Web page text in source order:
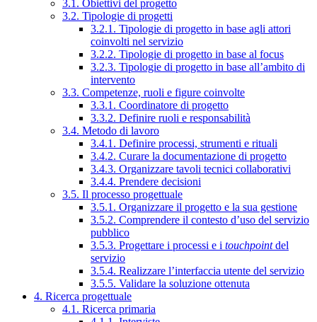
3.1. Obiettivi del progetto
3.2. Tipologie di progetti
3.2.1. Tipologie di progetto in base agli attori
coinvolti nel servizio
3.2.2. Tipologie di progetto in base al focus
3.2.3. Tipologie di progetto in base all’ambito di
intervento
3.3. Competenze, ruoli e figure coinvolte
3.3.1. Coordinatore di progetto
3.3.2. Definire ruoli e responsabilità
3.4. Metodo di lavoro
3.4.1. Definire processi, strumenti e rituali
3.4.2. Curare la documentazione di progetto
3.4.3. Organizzare tavoli tecnici collaborativi
3.4.4. Prendere decisioni
3.5. Il processo progettuale
3.5.1. Organizzare il progetto e la sua gestione
3.5.2. Comprendere il contesto d’uso del servizio
pubblico
3.5.3. Progettare i processi e i touchpointdel
servizio
3.5.4. Realizzare l’interfaccia utente del servizio
3.5.5. Validare la soluzione ottenuta
4. Ricerca progettuale
4.1. Ricerca primaria